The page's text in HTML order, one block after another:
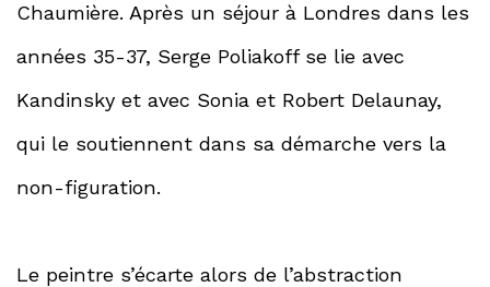
Chaumière. Après un séjour à Londres dans les
années 35-37, Serge Poliakoff se lie avec
Kandinsky et avec Sonia et Robert Delaunay,
qui le soutiennent dans sa démarche vers la
non-figuration.
Le peintre s’écarte alors de l’abstraction